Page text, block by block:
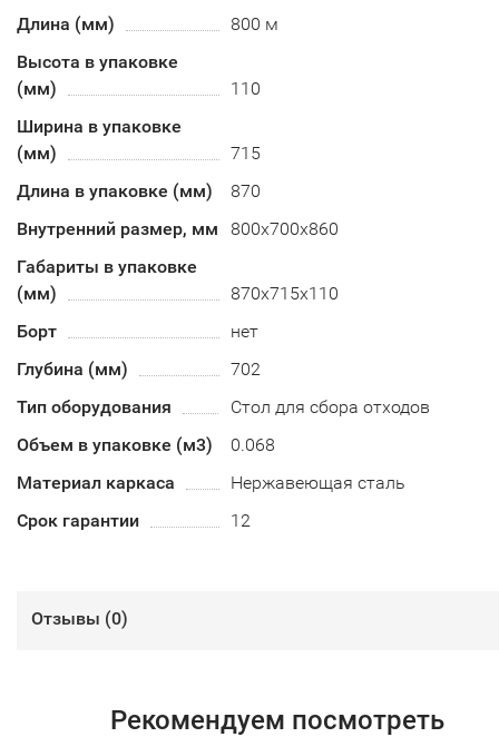
Длина (мм)
800 м
Высота в упаковке
(мм)
110
Ширина в упаковке
(мм)
715
Длина в упаковке (мм)
870
Внутренний размер, мм
800х700х860
Габариты в упаковке
(мм)
870х715х110
Борт
нет
Глубина (мм)
702
Тип оборудования
Стол для сбора отходов
Объем в упаковке (м3)
0.068
Материал каркаса
Нержавеющая сталь
Срок гарантии
12
Отзывы (0)
Рекомендуем посмотреть